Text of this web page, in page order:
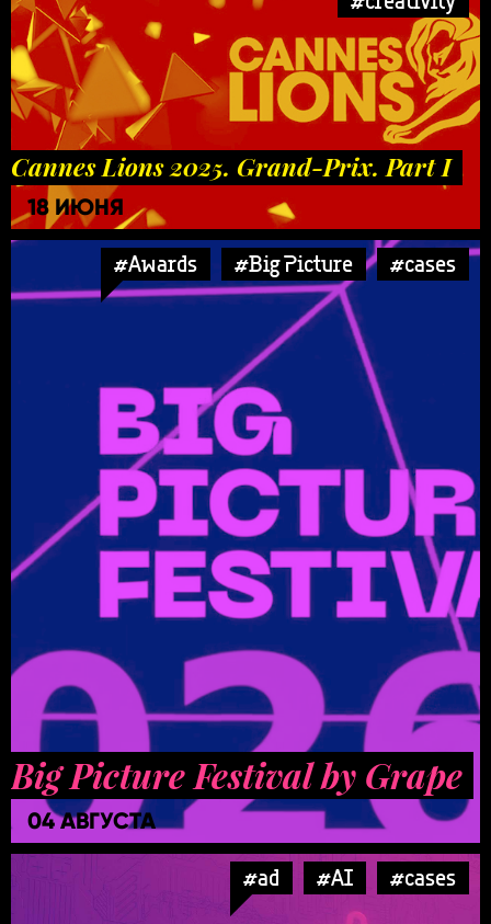
Cannes Lions 2025. Grand-Prix. Part I
18 ИЮНЯ
#Awards #Big Picture #cases
Big Picture Festival by Grape
04 АВГУСТА
#ad #AI #cases